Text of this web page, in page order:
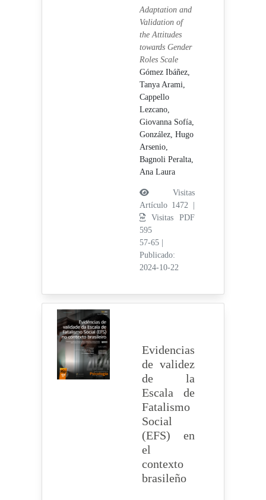
Adaptation and
Validation of
the Attitudes
towards Gender
Roles Scale
Gómez Ibáñez,
Tanya Arami,
Cappello
Lezcano,
Giovanna Sofía,
González, Hugo
Arsenio,
Bagnoli Peralta,
Ana Laura
Visitas
Artículo 1472 |
Visitas PDF
595
57-65
Publicado:
2024-10-22
Evidencias
de validez
de la
Escala de
Fatalismo
Social
(EFS) en
el
contexto
brasileño